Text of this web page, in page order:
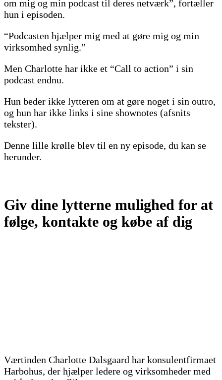
om mig og min podcast til deres netværk”, fortæller
hun i episoden.
“Podcasten hjælper mig med at gøre mig og min
virksomhed synlig.”
Men Charlotte har ikke et “Call to action” i sin
podcast endnu.
Hun beder ikke lytteren om at gøre noget i sin outro,
og hun har ikke links i sine shownotes (afsnits
tekster).
Denne lille krølle blev til en ny episode, du kan se
herunder.
Giv dine lytterne mulighed for at
følge, kontakte og købe af dig
Værtinden Charlotte Dalsgaard har konsulentfirmaet
Harbohus, der hjælper ledere og virksomheder med